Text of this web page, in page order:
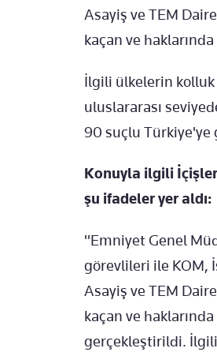
Asayiş ve TEM
kaçan ve
İlgili ülkelerin
uluslararası
90 suçlu Türkiye'ye
Konuyla ilgili
şu ifadeler yer aldı:
"Emniyet Genel
görevlileri ile KOM,
Asayiş ve TEM
kaçan ve
gerçekleştirildi.